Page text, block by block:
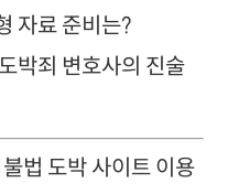
자료 준비는?
박죄 변호사의 진술
법 도박 사이트 이용